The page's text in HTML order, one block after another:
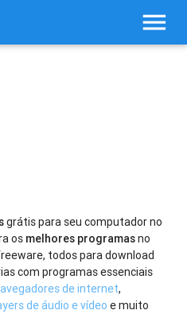
menu
grátis para seu computador no
os melhores programasno
todos para download
com programas essenciais
de internet,
de áudio e vídeo e muito